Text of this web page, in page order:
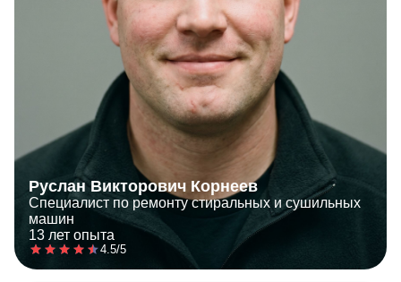
Руслан Викторович Корнеев
Специалист по ремонту стиральных и сушильных
машин
13 лет опыта
4.5/5